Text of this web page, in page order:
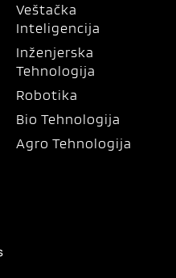
Veštačka
Inteligencija
Inženjerska
Tehnologija
Robotika
Bio Tehnologija
Agro Tehnologija